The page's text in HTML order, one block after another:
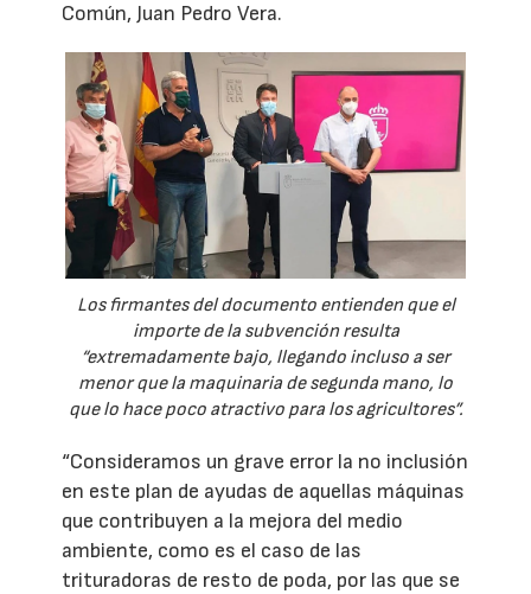
Común, Juan Pedro Vera.
Los firmantes del documento entienden que el
importe de la subvención resulta
“extremadamente bajo, llegando incluso a ser
menor que la maquinaria de segunda mano, lo
que lo hace poco atractivo para los agricultores”.
“Consideramos un grave error la no inclusión
en este plan de ayudas de aquellas máquinas
que contribuyen a la mejora del medio
ambiente, como es el caso de las
trituradoras de resto de poda, por las que se